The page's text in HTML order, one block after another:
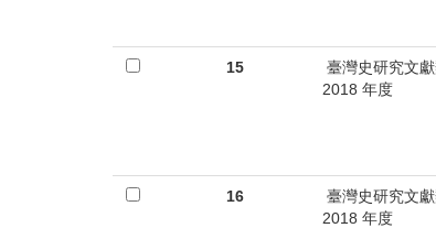
15
臺灣史研究文獻
2018 年度
16
臺灣史研究文獻
2018 年度